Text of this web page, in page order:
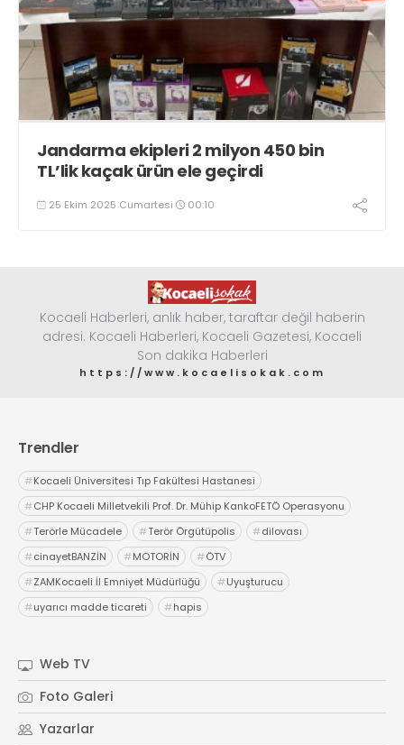
Jandarma ekipleri 2 milyon 450 bin
TL’lik kaçak ürün ele geçirdi
25 Ekim 2025 Cumartesi 00:10
Kocaeli Haberleri, anlık haber, taraftar değil haberin
adresi. Kocaeli Haberleri, Kocaeli Gazetesi, Kocaeli
Son dakika Haberleri
https://www.kocaelisokak.com
Trendler
#Kocaeli Üniversitesi Tıp Fakültesi Hastanesi
#CHP Kocaeli Milletvekili Prof. Dr. Mühip KankoFETÖ Operasyonu
#Terörle Mücadele #Terör Örgütüpolis #dilovası
#cinayetBANZİN #MOTORİN #ÖTV
#ZAMKocaeli İl Emniyet Müdürlüğü #Uyuşturucu
#uyarıcı madde ticareti #hapis
Web TV
Foto Galeri
Yazarlar